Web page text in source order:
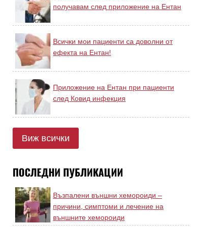
получавам след приложение на Ентан
Всички мои пациенти са доволни от
ефекта на Ентан!
Приложение на Ентан при пациенти
след Ковид инфекция
Виж всички
ПОСЛЕДНИ ПУБЛИКАЦИИ
Възпалени външни хемороиди –
причини, симптоми и лечение на
външните хемороиди